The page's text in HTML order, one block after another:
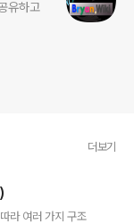
더보기
라 여러 가지 구조